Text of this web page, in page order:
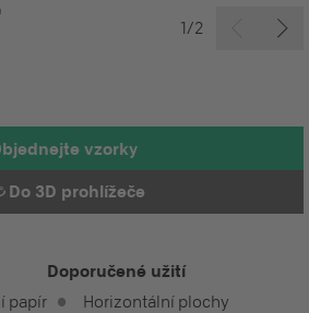
1/2
vzorky
Do 3D prohlížeče
papír
Doporučené užití
Horizontální plochy